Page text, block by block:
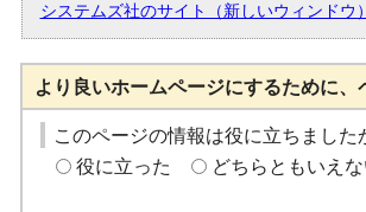
システムズ社のサイト（新しいウィンドウ）
より良いホームページにするために、
このページの情報は役に立ちました
役に立った
どちらともいえ